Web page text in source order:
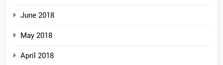
June 2018
May 2018
April 2018